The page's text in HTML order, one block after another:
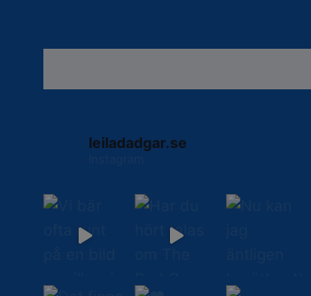
leiladadgar.se